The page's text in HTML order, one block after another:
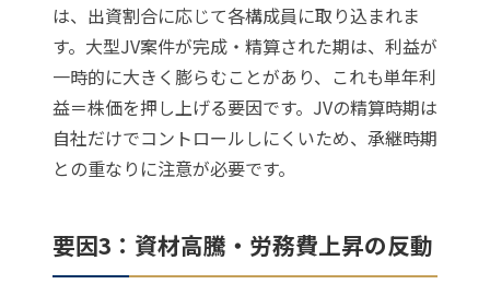
は、出資割合に応じて各構成員に取り込まれま
す。大型JV案件が完成・精算された期は、利益が
一時的に大きく膨らむことがあり、これも単年利
益＝株価を押し上げる要因です。JVの精算時期は
自社だけでコントロールしにくいため、承継時期
との重なりに注意が必要です。
要因3：資材高騰・労務費上昇の反動